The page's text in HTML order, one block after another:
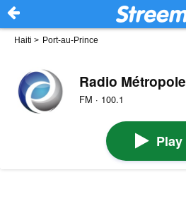
Haiti > Port-au-Prince
Radio Métropole
FM · 100.1
Play